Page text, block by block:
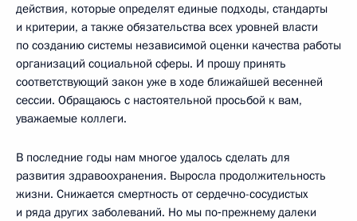
действия, которые определят единые подходы, стандарты
и критерии, а также обязательства всех уровней власти
по созданию системы независимой оценки качества работы
организаций социальной сферы. И прошу принять
соответствующий закон уже в ходе ближайшей весенней
сессии. Обращаюсь с настоятельной просьбой к вам,
уважаемые коллеги.
В последние годы нам многое удалось сделать для
развития здравоохранения. Выросла продолжительность
жизни. Снижается смертность от сердечно-сосудистых
и ряда других заболеваний. Но мы по‑прежнему далеки